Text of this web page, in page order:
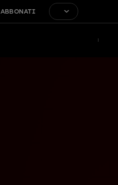
ABBONATI